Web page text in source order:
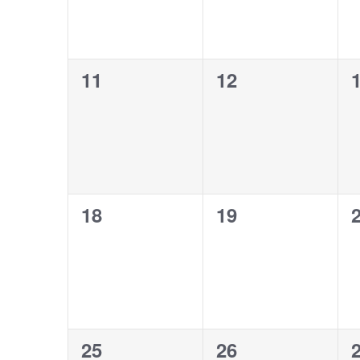
0
11
0
12
0
0
18
0
19
0
0
25
0
26
0